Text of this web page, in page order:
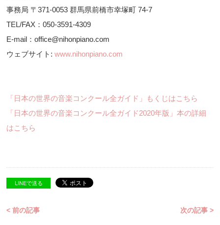
事務局 〒371-0053 群馬県前橋市幸塚町 74-7
TEL/FAX：050-3591-4309
E-mail：office@nihonpiano.com
ウェブサイト:www.nihonpiano.com
「日本の世界の音楽コンクール全ガイド」もくじはこちら
「日本の世界の音楽コンクール全ガイド2020年版」本の詳細
はこちら
LINEで送る
< 前の記事 次の記事 >